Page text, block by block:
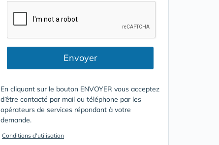
Envoyer
En cliquant sur le bouton ENVOYER vous acceptez
d’être contacté par mail ou téléphone par les
opérateurs de services répondant à votre
demande.
Conditions d'utilisation